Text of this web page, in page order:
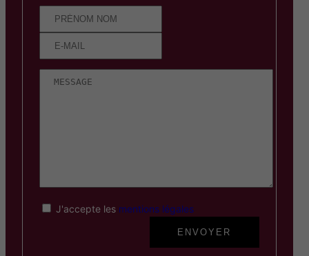
J'accepte les mentions légales